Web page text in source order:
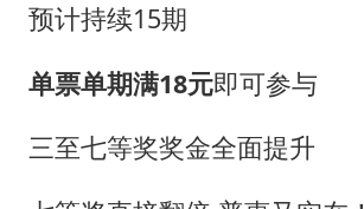
预计持续15期
单票单期满18元即可参与
三至七等奖奖金全面提升